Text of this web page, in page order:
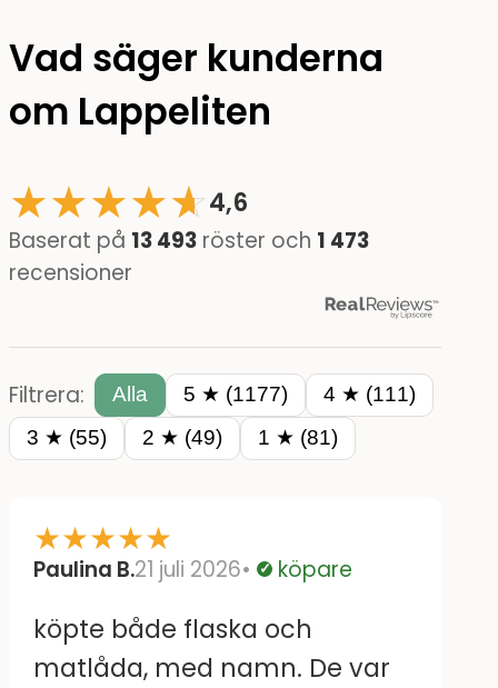
Vad säger kunderna
om Lappeliten
★★★★☆
★4,6
Baserat på 13 493 röster och 1 473
recensioner
Filtrera: Alla 5 ★ (1177)
4 ★ (111)
3 ★ (55)
2 ★ (49) 1 ★ (81)
★★★★★
Paulina B.21 juli 2026 Verifierad
köpare
köpte både flaska och
matlåda, med namn. De var